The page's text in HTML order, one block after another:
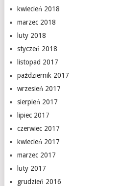
kwiecień 2018
marzec 2018
luty 2018
styczeń 2018
listopad 2017
październik 2017
wrzesień 2017
sierpień 2017
lipiec 2017
czerwiec 2017
kwiecień 2017
marzec 2017
luty 2017
grudzień 2016